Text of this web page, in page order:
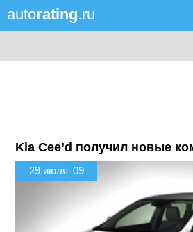
autorating.ru
Kia Cee’d получил новые
29 июля '09